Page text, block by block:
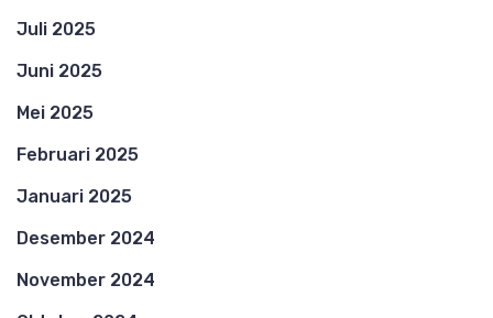
Juli 2025
Juni 2025
Mei 2025
Februari 2025
Januari 2025
Desember 2024
November 2024